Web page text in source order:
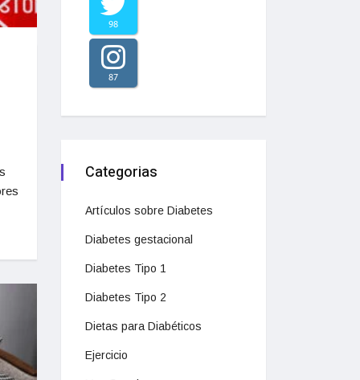
98
87
Categorias
Artículos sobre Diabetes
Diabetes gestacional
Diabetes Tipo 1
Diabetes Tipo 2
Dietas para Diabéticos
Ejercicio